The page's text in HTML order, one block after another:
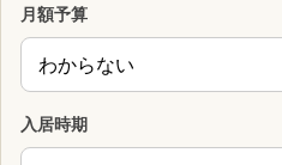
月額予算
入居時期